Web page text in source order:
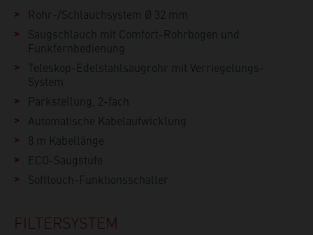
Rohr-/Schlauchsystem Ø 32 mm
Saugschlauch mit Comfort-Rohrbogen und
Funkfernbedienung
Teleskop-Edelstahlsaugrohr mit Verriegelungs-
System
Parkstellung, 2-fach
Automatische Kabelaufwicklung
8 m Kabellänge
ECO-Saugstufe
Softtouch-Funktionsschalter
FILTERSYSTEM